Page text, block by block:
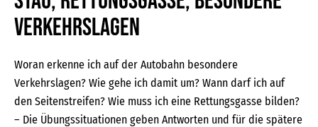
Verkehrslagen
Woran erkenne ich auf der Autobahn besondere
Verkehrslagen? Wie gehe ich damit um? Wann darf ich auf
den Seitenstreifen? Wie muss ich eine Rettungsgasse bilden?
– Die Übungssituationen geben Antworten und für die spätere